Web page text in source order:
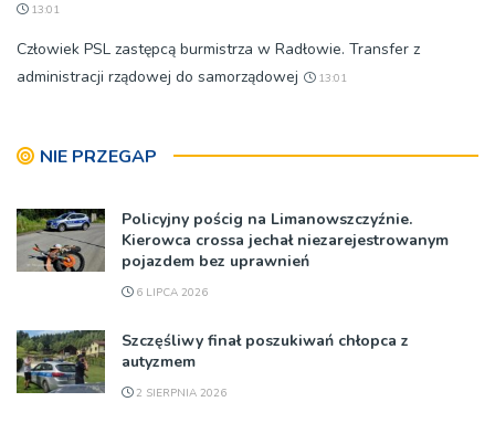
13:01
Człowiek PSL zastępcą burmistrza w Radłowie. Transfer z
administracji rządowej do samorządowej
13:01
NIE PRZEGAP
Policyjny pościg na Limanowszczyźnie.
Kierowca crossa jechał niezarejestrowanym
pojazdem bez uprawnień
6 LIPCA 2026
Szczęśliwy finał poszukiwań chłopca z
autyzmem
2 SIERPNIA 2026